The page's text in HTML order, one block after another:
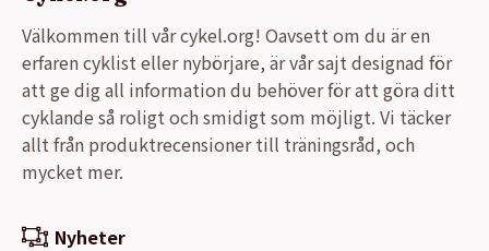
Välkommen till vår cykel.org! Oavsett om du är en
erfaren cyklist eller nybörjare, är vår sajt designad för
att ge dig all information du behöver för att göra ditt
cyklande så roligt och smidigt som möjligt. Vi täcker
allt från produktrecensioner till träningsråd, och
mycket mer.
Nyheter